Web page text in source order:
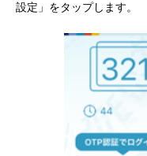
設定」をタップします。